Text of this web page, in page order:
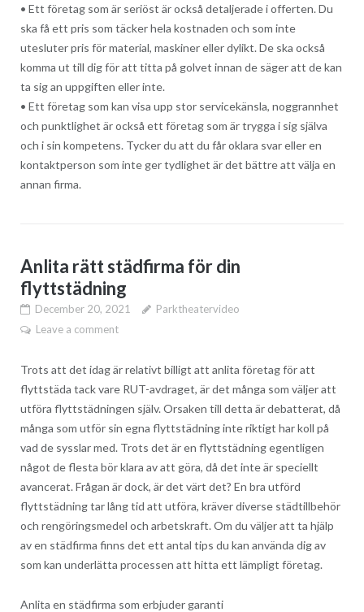
• Ett företag som är seriöst är också detaljerade i offerten. Du
ska få ett pris som täcker hela kostnaden och som inte
utesluter pris för material, maskiner eller dylikt. De ska också
komma ut till dig för att titta på golvet innan de säger att de kan
ta sig an uppgiften eller inte.
• Ett företag som kan visa upp stor servicekänsla, noggrannhet
och punktlighet är också ett företag som är trygga i sig själva
och i sin kompetens. Tycker du att du får oklara svar eller en
kontaktperson som inte ger tydlighet är det bättre att välja en
annan firma.
Anlita rätt städfirma för din
flyttstädning
December 20, 2021
Parktheatervideo
Leave a comment
Trots att det idag är relativt billigt att anlita företag för att
flyttstäda tack vare RUT-avdraget, är det många som väljer att
utföra flyttstädningen själv. Orsaken till detta är debatterat, då
många som utför sin egna flyttstädning inte riktigt har koll på
vad de sysslar med. Trots det är en flyttstädning egentligen
något de flesta bör klara av att göra, då det inte är speciellt
avancerat. Frågan är dock, är det värt det? En bra utförd
flyttstädning tar lång tid att utföra, kräver diverse städtillbehör
och rengöringsmedel och arbetskraft. Om du väljer att ta hjälp
av en städfirma finns det ett antal tips du kan använda dig av
som kan underlätta processen att hitta ett lämpligt företag.
Anlita en städfirma som erbjuder garanti